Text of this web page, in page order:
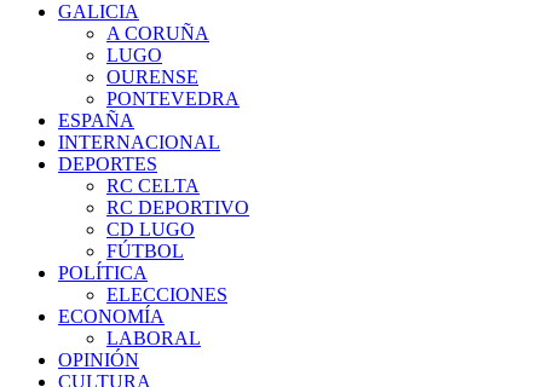
GALICIA
A CORUÑA
LUGO
OURENSE
PONTEVEDRA
ESPAÑA
INTERNACIONAL
DEPORTES
RC CELTA
RC DEPORTIVO
CD LUGO
FÚTBOL
POLÍTICA
ELECCIONES
ECONOMÍA
LABORAL
OPINIÓN
CULTURA